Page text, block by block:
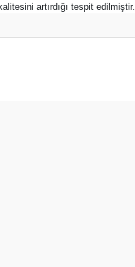
artırdığı tespit edilmiştir.